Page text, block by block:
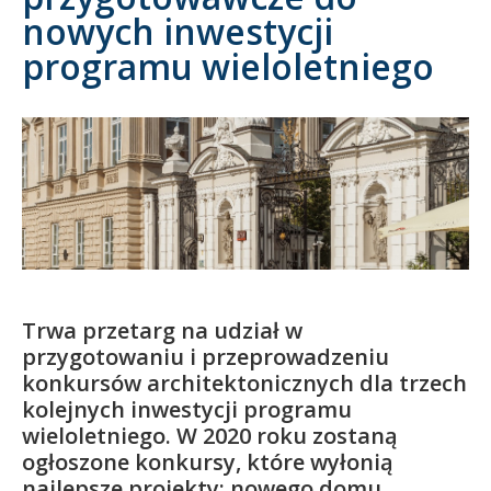
Kandydat
Absolwent
nowych inwestycji
programu wieloletniego
Trwa przetarg na udział w
przygotowaniu i przeprowadzeniu
konkursów architektonicznych dla trzech
kolejnych inwestycji programu
wieloletniego. W 2020 roku zostaną
ogłoszone konkursy, które wyłonią